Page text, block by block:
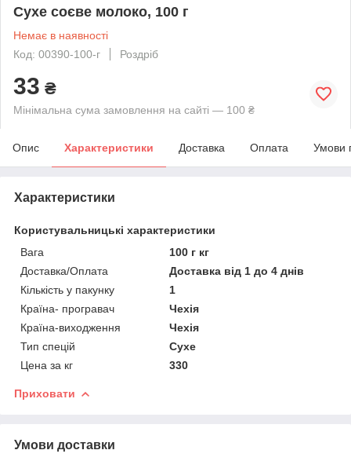
Сухе соєве молоко, 100 г
Немає в наявності
Код: 00390-100-г
Роздріб
33 ₴
Мінімальна сума замовлення на сайті — 100 ₴
Опис Характеристики Доставка Оплата Умови
Характеристики
Користувальницькі характеристики
Вага
100 г кг
Доставка/Оплата
Доставка від 1 до 4 днів
Кількість у пакунку
1
Країна- програвач
Чехія
Країна-виходження
Чехія
Тип спецій
Сухе
Цена за кг
330
Приховати
Умови доставки